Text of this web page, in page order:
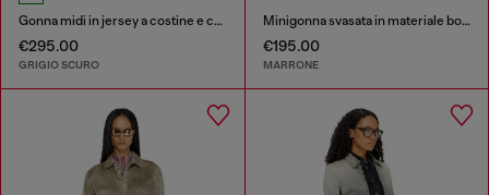
Gonna midi in jersey a costine e chiffon
€295.00
GRIGIO SCURO
Minigonna svasata in materiale bonded
€195.00
MARRONE